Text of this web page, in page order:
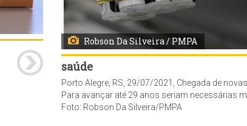
Robson Da Silveira / PMPA
saúde
Para avançar até 29 anos seriam necessárias mais 14.125 doses de imunizantes. Para chegar a essa faixa etária, a prefeitura aguarda a chegada de novas entregas de vacinas. Porto Alegre é a primeira capital do país a atingir a marca de um em cada três habitantes com imunização completa.
Foto: Robson Da Silveira/PMPA